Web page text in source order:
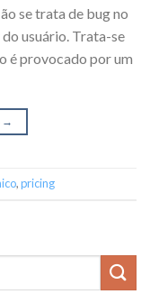
se trata de bug no
usuário. Trata-se
é provocado por um
→
,pricing